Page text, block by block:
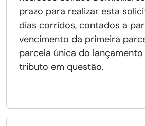
prazo para realizar esta
dias corridos, contados a
vencimento da primeira
parcela única do
tributo em questão.